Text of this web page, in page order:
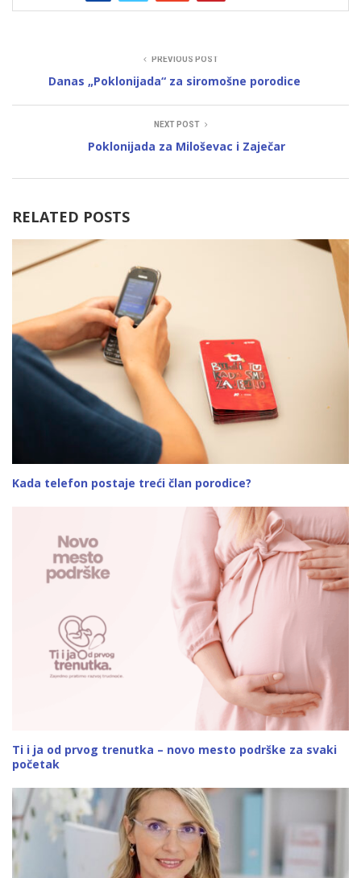
PREVIOUS POST
Danas „Poklonijada“ za siromošne porodice
NEXT POST
Poklonijada za Miloševac i Zaječar
RELATED POSTS
Kada telefon postaje treći član porodice?
Ti i ja od prvog trenutka – novo mesto podrške za svaki
početak